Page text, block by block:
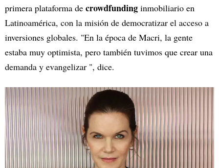
primera plataforma de crowdfunding inmobiliario en
Latinoamérica, con la misión de democratizar el acceso a
inversiones globales. "En la época de Macri, la gente
estaba muy optimista, pero también tuvimos que crear una
demanda y evangelizar ", dice.